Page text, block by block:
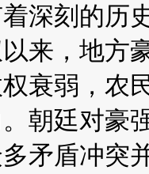
深刻的历
来，地方
衰弱，农
朝廷对豪
矛盾冲突